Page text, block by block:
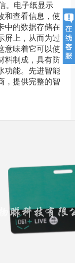
。电子纸显示
和查看信息，使
中的数据存储在
屏上，从而为过
意味着它可以使
料制成，具有防
功能。先进智能
，提供完整的智